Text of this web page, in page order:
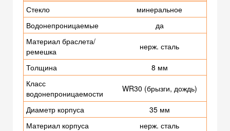
Стекло
минеральное
Водонепроницаемые
да
Материал браслета/
ремешка
нерж. сталь
Толщина
8 мм
Класс
водонепроницаемости
WR30 (брызги, дождь)
Диаметр корпуса
35 мм
Материал корпуса
нерж. сталь